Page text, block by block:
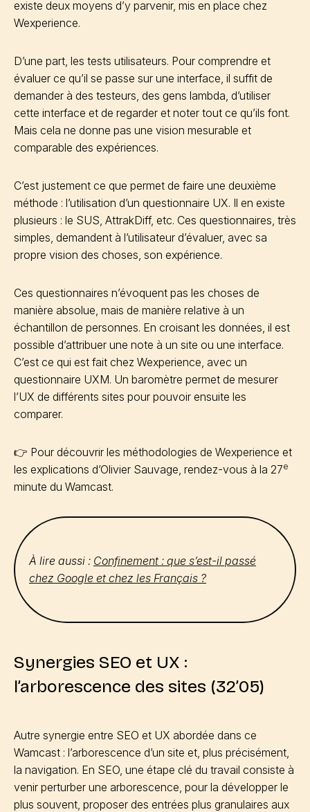
existe deux moyens d’y parvenir, mis en place chez
Wexperience.
D’une part, les tests utilisateurs. Pour comprendre et
évaluer ce qu’il se passe sur une interface, il suffit de
demander à des testeurs, des gens lambda, d’utiliser
cette interface et de regarder et noter tout ce qu’ils font.
Mais cela ne donne pas une vision mesurable et
comparable des expériences.
C’est justement ce que permet de faire une deuxième
méthode : l’utilisation d’un questionnaire UX. Il en existe
plusieurs : le SUS, AttrakDiff, etc. Ces questionnaires, très
simples, demandent à l’utilisateur d’évaluer, avec sa
propre vision des choses, son expérience.
Ces questionnaires n’évoquent pas les choses de
manière absolue, mais de manière relative à un
échantillon de personnes. En croisant les données, il est
possible d’attribuer une note à un site ou une interface.
C’est ce qui est fait chez Wexperience, avec un
questionnaire UXM. Un baromètre permet de mesurer
l’UX de différents sites pour pouvoir ensuite les
comparer.
👉 Pour découvrir les méthodologies de Wexperience et
les explications d’Olivier Sauvage, rendez-vous à la 27e
minute du Wamcast.
À lire aussi : Confinement : que s’est-il passé
chez Google et chez les Français ?
Synergies SEO et UX :
l’arborescence des sites (32’05)
Autre synergie entre SEO et UX abordée dans ce
Wamcast : l’arborescence d’un site et, plus précisément,
la navigation. En SEO, une étape clé du travail consiste à
venir perturber une arborescence, pour la développer le
plus souvent, proposer des entrées plus granulaires aux